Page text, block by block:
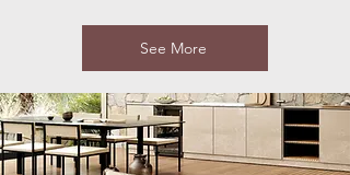
See More